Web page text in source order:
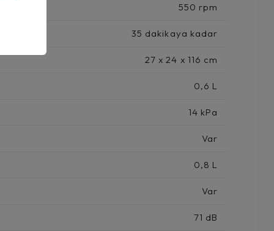
550 rpm
35 dakikaya kadar
27 x 24 x 116 cm
0,6 L
14 kPa
Var
0,8 L
Var
71 dB